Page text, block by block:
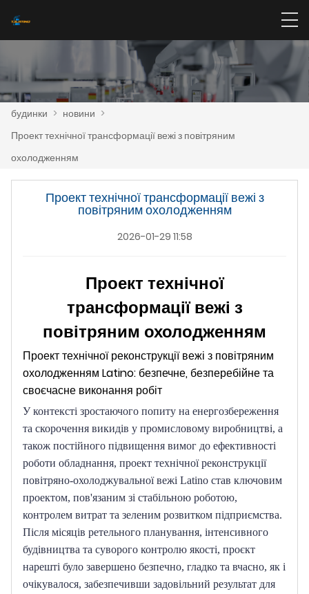
будинки > новини >
Проект технічної трансформації вежі з повітряним
охолодженням
Проект технічної трансформації вежі з
повітряним охолодженням
2026-01-29 11:58
Проект технічної
трансформації вежі з
повітряним охолодженням
Проект технічної реконструкції вежі з повітряним
охолодженням Latino: безпечне, безперебійне та
своєчасне виконання робіт
У контексті зростаючого попиту на енергозбереження
та скорочення викидів у промисловому виробництві, а
також постійного підвищення вимог до ефективності
роботи обладнання, проект технічної реконструкції
повітряно-охолоджувальної вежі Latino став ключовим
проектом, пов'язаним зі стабільною роботою,
контролем витрат та зеленим розвитком підприємства.
Після місяців ретельного планування, інтенсивного
будівництва та суворого контролю якості, проєкт
нарешті було завершено безпечно, гладко та вчасно, як і
очікувалося, забезпечивши задовільний результат для